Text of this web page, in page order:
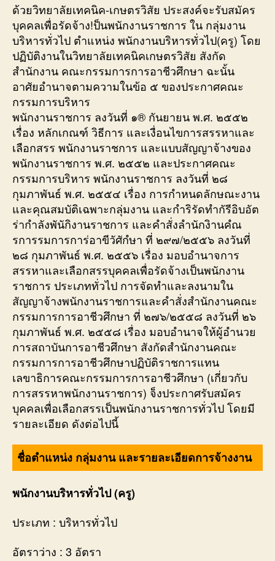
ด้วยวิทยาลัยเทคนิค-เกษตรวิสัย ประสงค์จะรับสมัคร
บุคคลเพื่อรัดจ้าง!ป็นพนักงานราชการ ใน กลุ่มงาน
บริหารทั่วไป ตำแหน่ง พนักงานบริหารทั่วไป(ครู) โดย
ปฏิบัติงานในวิทยาลัยเทคนิคเกษตรวิสัย สังกัด
สำนักงาน คณะกรรมการการอาชีวศึกษา ฉะนั้น
อาศัยอำนาจตามความในข้อ ๕ ของประกาศคณะ
กรรมการบริหาร
พนักงานราชการ ลงวันที่ ๑® กันยายน พ.ศ. ๒๕๕๒
เรื่อง หลักเกณฑ์ วิธีการ และเงื่อนไขการสรรหาและ
เลือกสรร พนักงานราชการ และแบบสัญญาจ้างของ
พนักงานราชการ พ.ศ. ๒๕๕๒ และประกาศคณะ
กรรมการบริหาร พนักงานราชการ ลงวันที่ ๒๘
กุมภาพันธ์ พ.ศ. ๒๕๕๔ เรื่อง การกำหนดลักษณะงาน
และคุณสมบัติเฉพาะกลุ่มงาน และกำริรัดทำกัรีอิบอัต
ร่ากำลังพันักิงานราชการ และคำสั่งลำนักงิานคํณ
รการรมการการ่อาขีวัศักํษา ที่ ๒๙๗/๒๕๕๖ ลงวันที่
๒๘ กุมภาพันธ์ พ.ศ. ๒๕๕๖ เรื่อง มอบอำนาจการ
สรรหาและเลือกสรรบุคคลเพื่อรัดจ้างเป็นพนักงาน
ราชการ ประเภททั่วไป การจัดทำและลงนามใน
สัญญาจ้างพนักงานราชการและคำสั่งสำนักงานคณะ
กรรมการการอาชีวศึกษา ที่ ๒๗๖/๒๕๕๘ ลงวันที่ ๒๖
กุมภาพันธ์ พ.ศ. ๒๕๕๘ เรื่อง มอบอำนาจให้ผู้อำนวย
การสถาบันการอาชีวศึกษา สังกัดสำนักงานคณะ
กรรมการการอาชีวศึกษาปฏิบัติราชการแทน
เลขาธิการคณะกรรมการการอาชีวศึกษา (เกี่ยวกับ
การสรรหาพนักงานราชการ) จ็งประกาศรับสมัคร
บุคคลเพื่อเลือกสรรเป็นพนักงานราชการทั่วไป โดยมี
รายละเอียด ดังต่อไปนี้
ชื่อตำแหน่ง กลุ่มงาน และรายละเอียดการจ้างงาน
พนักงานบริหารทั่วไป (ครู)
ประเภท : บริหารทั่วไป
อัตราว่าง : 3 อัตรา